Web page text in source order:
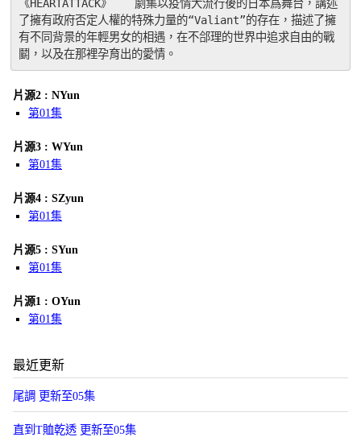
《HEARTATTACK》　　劇集以疫情大流行後的日本爲舞台，講述
了擁有政府否定人權的特殊力量的“Valiant”的存在，描述了擁
有不同背景的年輕男女的相遇，在不郃理的世界中追求自由的戰
鬭，以及在那裡孕育出的愛情。
片源2 : NYun
第01集
片源3 : WYun
第01集
片源4 : SZyun
第01集
片源5 : SYun
第01集
片源1 : OYun
第01集
最近更新
尾調 更新至05集
直到T賉乾透 更新至05集